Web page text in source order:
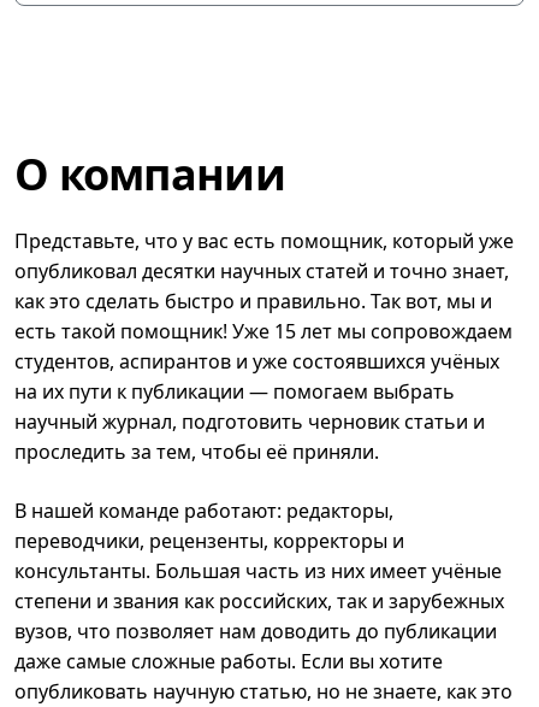
О компании
Представьте, что у вас есть помощник, который уже
опубликовал десятки научных статей и точно знает,
как это сделать быстро и правильно. Так вот, мы и
есть такой помощник! Уже 15 лет мы сопровождаем
студентов, аспирантов и уже состоявшихся учёных
на их пути к публикации — помогаем выбрать
научный журнал, подготовить черновик статьи и
проследить за тем, чтобы её приняли.
В нашей команде работают: редакторы,
переводчики, рецензенты, корректоры и
консультанты. Большая часть из них имеет учёные
степени и звания как российских, так и зарубежных
вузов, что позволяет нам доводить до публикации
даже самые сложные работы. Если вы хотите
опубликовать научную статью, но не знаете, как это